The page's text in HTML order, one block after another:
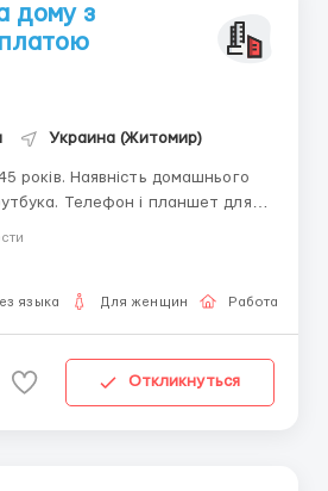
дому з
Украина (Житомир)
домашнього
Телефон і планшет для
і
тільки
- пишіть в telegram + 38(068) 584-84-08 ...
языка Для женщин Работа
Откликнуться